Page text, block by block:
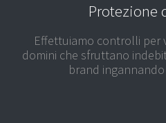
Protezione
Effettuiamo controlli per
domini che sfruttano
brand